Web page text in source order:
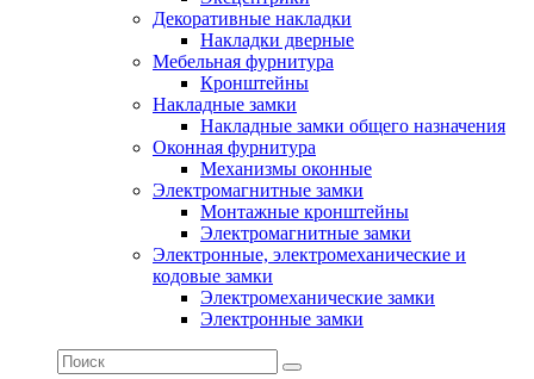
Декоративные накладки
Накладки дверные
Мебельная фурнитура
Кронштейны
Накладные замки
Накладные замки общего назначения
Оконная фурнитура
Механизмы оконные
Электромагнитные замки
Монтажные кронштейны
Электромагнитные замки
Электронные, электромеханические и
кодовые замки
Электромеханические замки
Электронные замки